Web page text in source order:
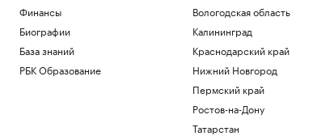
Финансы
Биографии
База знаний
РБК Образование
Вологодская область
Калининград
Краснодарский край
Нижний Новгород
Пермский край
Ростов-на-Дону
Татарстан